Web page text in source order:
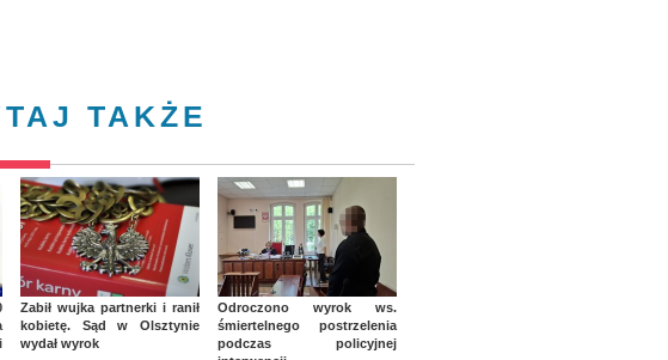
TAKŻE
Zabił wujka partnerki i ranił
kobietę. Sąd w Olsztynie
wydał wyrok
Odroczono wyrok ws.
śmiertelnego postrzelenia
podczas policyjnej